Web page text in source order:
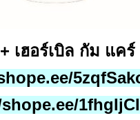
เฮอร์เบิล กัม แคร์